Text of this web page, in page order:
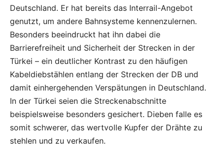
Deutschland. Er hat bereits das Interrail-Angebot
genutzt, um andere Bahnsysteme kennenzulernen.
Besonders beeindruckt hat ihn dabei die
Barrierefreiheit und Sicherheit der Strecken in der
Türkei – ein deutlicher Kontrast zu den häufigen
Kabeldiebstählen entlang der Strecken der DB und
damit einhergehenden Verspätungen in Deutschland.
In der Türkei seien die Streckenabschnitte
beispielsweise besonders gesichert. Dieben falle es
somit schwerer, das wertvolle Kupfer der Drähte zu
stehlen und zu verkaufen.